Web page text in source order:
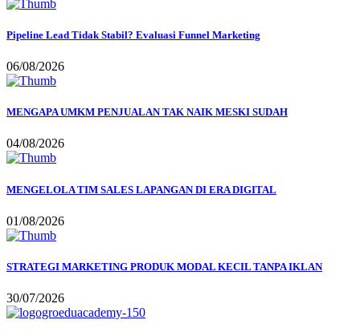
Pipeline Lead Tidak Stabil? Evaluasi Funnel Marketing
06/08/2026
MENGAPA UMKM PENJUALAN TAK NAIK MESKI SUDAH
04/08/2026
MENGELOLA TIM SALES LAPANGAN DI ERA DIGITAL
01/08/2026
STRATEGI MARKETING PRODUK MODAL KECIL TANPA IKLAN
30/07/2026